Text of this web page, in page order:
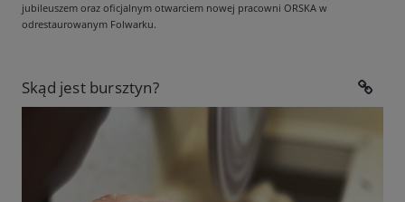
jubileuszem oraz oficjalnym otwarciem nowej pracowni ORSKA w
odrestaurowanym Folwarku.
Skąd jest bursztyn?